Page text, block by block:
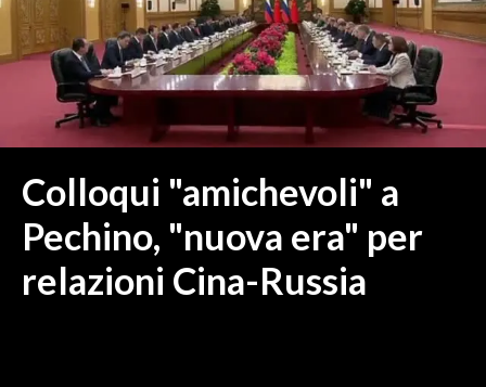
SASSARI E PROVINCIA
GALLURA
NUORO E PROVINCIA
OGLIASTRA
ITALIA
MONDO
Colloqui "amichevoli" a
Pechino, "nuova era" per
relazioni Cina-Russia